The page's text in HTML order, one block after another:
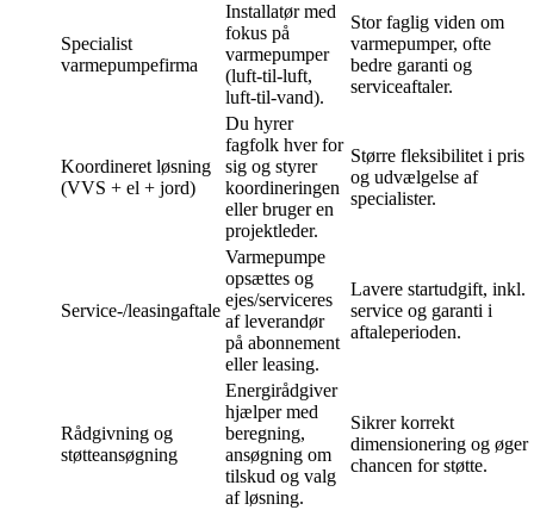
Specialist
varmepumpefirma
Installatør med
fokus på
varmepumper
(luft‑til‑luft,
luft‑til‑vand).
Stor faglig viden om
varmepumper, ofte
bedre garanti og
serviceaftaler.
Koordineret løsning
(VVS + el + jord)
Du hyrer
fagfolk hver for
sig og styrer
koordineringen
eller bruger en
projektleder.
Større fleksibilitet i pris
og udvælgelse af
specialister.
Service-/leasingaftale
Varmepumpe
opsættes og
ejes/serviceres
af leverandør
på abonnement
eller leasing.
Lavere startudgift, inkl.
service og garanti i
aftaleperioden.
Rådgivning og
støtteansøgning
Energi­rådgiver
hjælper med
beregning,
ansøgning om
tilskud og valg
af løsning.
Sikrer korrekt
dimensionering og øger
chancen for støtte.